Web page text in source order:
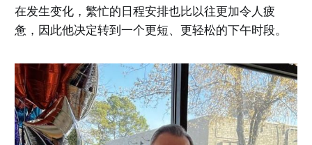
在发生变化，繁忙的日程安排也比以往更加令人疲
惫，因此他决定转到一个更短、更轻松的下午时段。